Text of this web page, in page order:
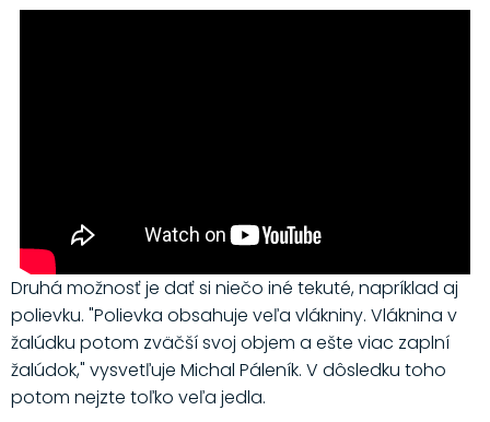
Druhá možnosť je dať si niečo iné tekuté, napríklad aj
polievku. "Polievka obsahuje veľa vlákniny. Vláknina v
žalúdku potom zväčší svoj objem a ešte viac zaplní
žalúdok," vysvetľuje Michal Páleník. V dôsledku toho
potom nejzte toľko veľa jedla.